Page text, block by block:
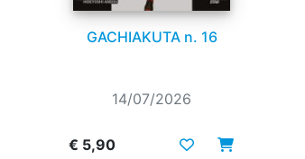
GACHIAKUTA n. 16
14/07/2026
€ 5,90